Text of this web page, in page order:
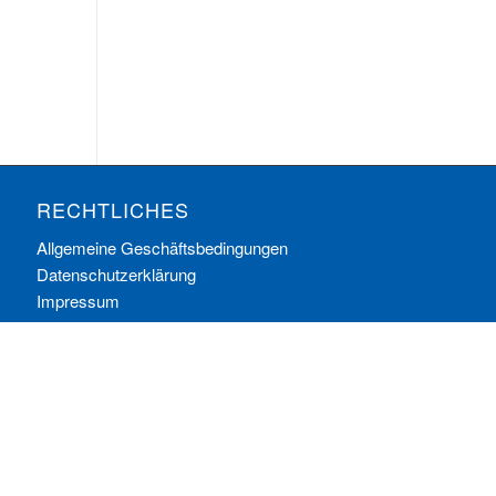
RECHTLICHES
Allgemeine Geschäftsbedingungen
Datenschutzerklärung
Impressum
Ihre Cookie-Einstellungen